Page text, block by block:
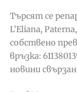
Търсят се
L’Eliana,
собствено
връзка:
новини